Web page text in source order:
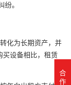
。
化为长期资产，并
买设备相比，租赁
合
作